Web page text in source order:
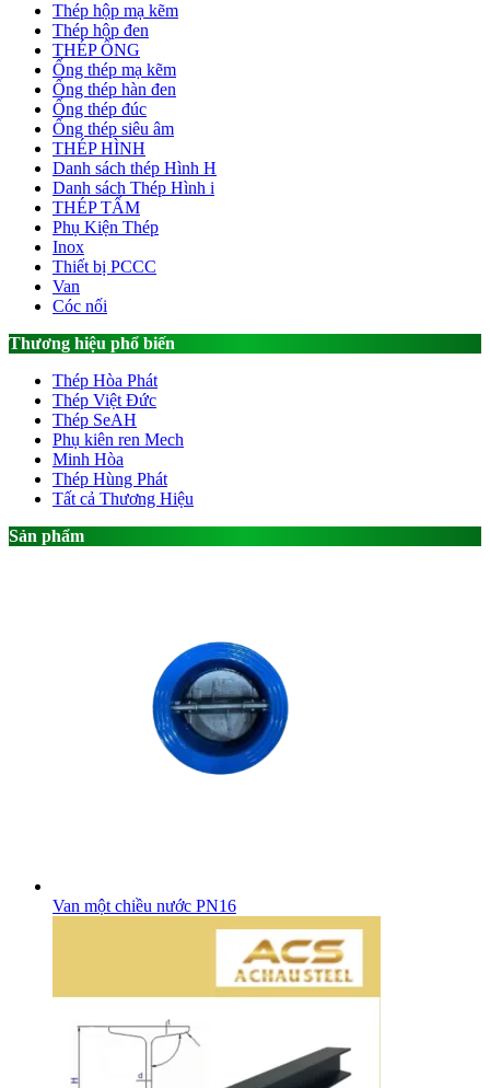
Thép hộp mạ kẽm
Thép hộp đen
THÉP ỐNG
Ống thép mạ kẽm
Ống thép hàn đen
Ống thép đúc
Ống thép siêu âm
THÉP HÌNH
Danh sách thép Hình H
Danh sách Thép Hình i
THÉP TẤM
Phụ Kiện Thép
Inox
Thiết bị PCCC
Van
Cóc nối
Thương hiệu phổ biến
Thép Hòa Phát
Thép Việt Đức
Thép SeAH
Phụ kiên ren Mech
Minh Hòa
Thép Hùng Phát
Tất cả Thương Hiệu
Sản phẩm
Van một chiều nước PN16